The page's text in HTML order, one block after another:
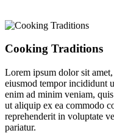
Cooking Traditions
Lorem ipsum dolor sit
eiusmod tempor incididunt
enim ad minim veniam,
ut aliquip ex ea commodo
reprehenderit in voluptate
pariatur.